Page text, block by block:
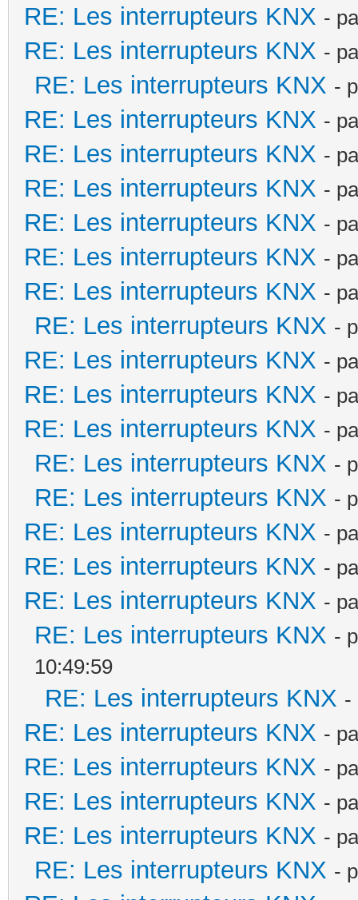
RE: Les interrupteurs KNX -
RE: Les interrupteurs KNX -
RE: Les interrupteurs KNX -
RE: Les interrupteurs KNX -
RE: Les interrupteurs KNX -
RE: Les interrupteurs KNX -
RE: Les interrupteurs KNX -
RE: Les interrupteurs KNX -
RE: Les interrupteurs KNX -
RE: Les interrupteurs KNX -
RE: Les interrupteurs KNX -
RE: Les interrupteurs KNX -
RE: Les interrupteurs KNX -
RE: Les interrupteurs KNX -
RE: Les interrupteurs KNX -
RE: Les interrupteurs KNX -
RE: Les interrupteurs KNX -
RE: Les interrupteurs KNX -
RE: Les interrupteurs KNX -
10:49:59
RE: Les interrupteurs KNX -
RE: Les interrupteurs KNX -
RE: Les interrupteurs KNX -
RE: Les interrupteurs KNX -
RE: Les interrupteurs KNX -
RE: Les interrupteurs KNX -